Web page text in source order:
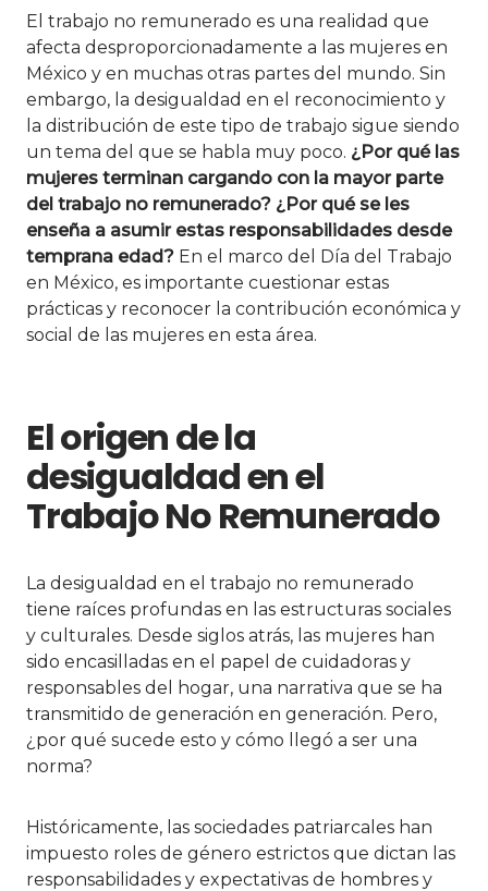
El trabajo no remunerado es una realidad que
afecta desproporcionadamente a las mujeres en
México y en muchas otras partes del mundo. Sin
embargo, la desigualdad en el reconocimiento y
la distribución de este tipo de trabajo sigue siendo
un tema del que se habla muy poco. ¿Por qué las
mujeres terminan cargando con la mayor parte
del trabajo no remunerado? ¿Por qué se les
enseña a asumir estas responsabilidades desde
temprana edad? En el marco del Día del Trabajo
en México, es importante cuestionar estas
prácticas y reconocer la contribución económica y
social de las mujeres en esta área.
El origen de la
desigualdad en el
Trabajo No Remunerado
La desigualdad en el trabajo no remunerado
tiene raíces profundas en las estructuras sociales
y culturales. Desde siglos atrás, las mujeres han
sido encasilladas en el papel de cuidadoras y
responsables del hogar, una narrativa que se ha
transmitido de generación en generación. Pero,
¿por qué sucede esto y cómo llegó a ser una
norma?
Históricamente, las sociedades patriarcales han
impuesto roles de género estrictos que dictan las
responsabilidades y expectativas de hombres y